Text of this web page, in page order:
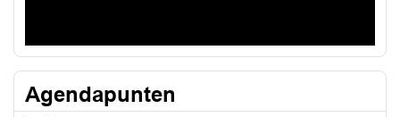
Agendapunten